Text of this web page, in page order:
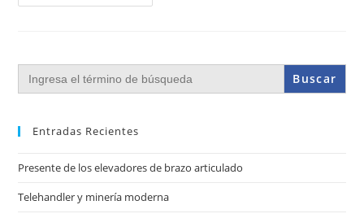
Buscar:
Entradas Recientes
Presente de los elevadores de brazo articulado
Telehandler y minería moderna